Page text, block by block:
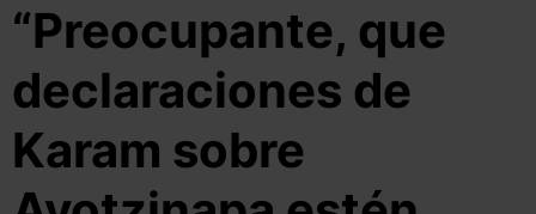
“Preocupante, que
declaraciones de
Karam sobre